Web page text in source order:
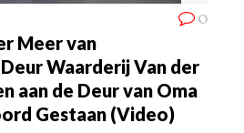
0
Meer van
Waarderij Van der
aan de Deur van Oma
Gestaan (Video)